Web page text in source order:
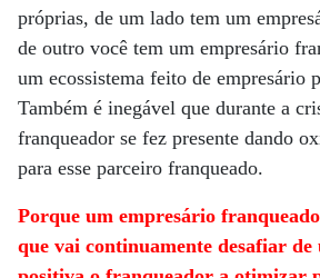
próprias, de um lado tem um
de outro você tem um empresário
um ecossistema feito de empresário
Também é inegável que durante a
franqueador se fez presente dando
para esse parceiro franqueado.
Porque um empresário
que vai continuamente desafiar